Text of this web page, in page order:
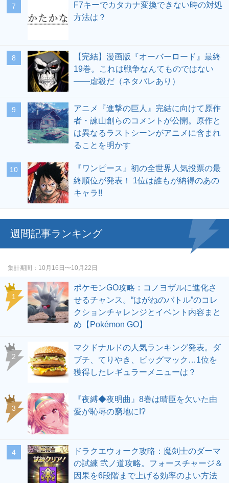
F7キーでカタカナ変換できない時の対処
方法は？
【完結】漫画版『オーバーロード』最終
19巻。これは戦争なんてものではない
――虐殺だ（ネタバレあり）
アニメ『進撃の巨人』完結に向けて原作
者・諫山創らのコメントが公開。原作と
は異なるラストシーンがアニメに含まれ
ることを明かす
『ワンピース』初の全世界人気投票の最
終順位が発表！ 1位は誰もが納得のあの
キャラ!!
週間記事ランキング
集計期間 10月16日〜10月22日
ポケモンGO攻略：コノヨザルに進化さ
せるチャンス。“はがねのバトル”のコレ
クションチャレンジとイベント内容まと
め【Pokémon GO】
マクドナルドの人気ランキング発表。ダ
ブチ、てりやき、ビッグマック…1位を
獲得したレギュラーメニューは？
『夜縛◆夜明曲』8巻は晴臣を欠いた由
愛が恥辱の窮地に!?
ドラクエウォーク攻略：魔剣士のダーマ
の試練 弐ノ道攻略。フォースチャージ＆
因果を6段階まで上げる効率のよい方法